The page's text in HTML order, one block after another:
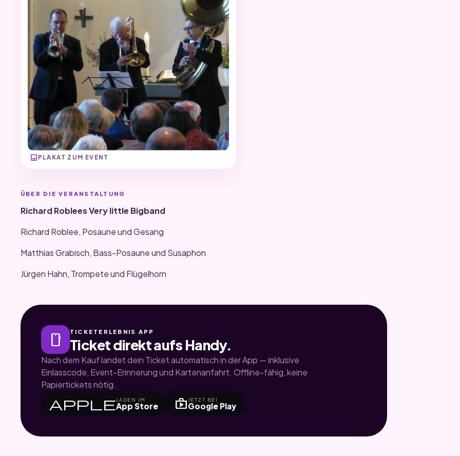
image PLAKAT ZUM EVENT
ÜBER DIE VERANSTALTUNG
Richard Roblees Very little Bigband
Richard Roblee, Posaune und Gesang
Matthias Grabisch, Bass-Posaune und Susaphon
Jürgen Hahn, Trompete und Flügelhorn
smartphone TICKETERLEBNIS APP
Ticket direkt aufs Handy.
Nach dem Kauf landet dein Ticket automatisch in der App — inklusive
Einlasscode, Event-Erinnerung und Kartenanfahrt. Offline-fähig, keine
Papiertickets nötig.
appleLADEN IM
App Store shop JETZT BEI
Google Play